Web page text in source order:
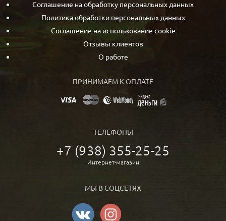
Соглашение на обработку персональных данных
Политика обработки персональных данных
Соглашение на использование cookie
Отзывы клиентов
О работе
ПРИНИМАЕМ К ОПЛАТЕ
ТЕЛЕФОНЫ
+7 (938) 355-25-25
Интернет-магазин
МЫ В СОЦСЕТЯХ